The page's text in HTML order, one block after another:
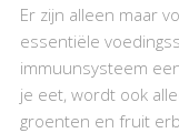
Er zijn alleen maar
essentiële
immuunsysteem
je eet, wordt ook
groenten en fruit